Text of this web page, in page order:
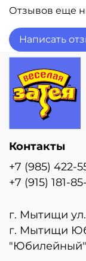
Монтаж
Пишите,
мы поможем
Вас варианты
Отзывов еще
Написать
Контакты
+7 (985) 422-
+7 (915) 181-
г. Мытищи
г. Мытищи
"Юбилейный"